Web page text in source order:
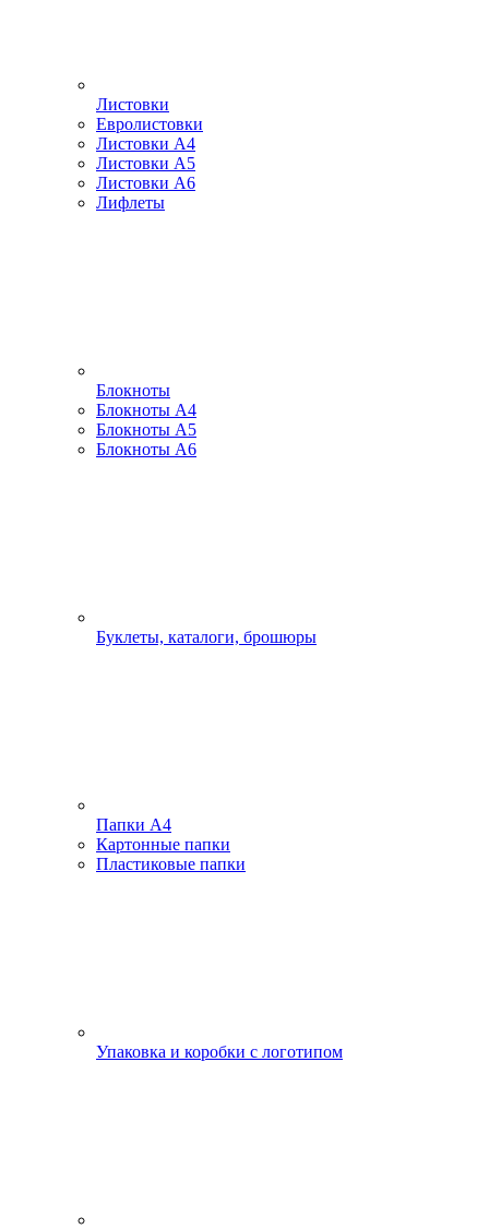
Листовки
Евролистовки
Листовки А4
Листовки А5
Листовки А6
Лифлеты
Блокноты
Блокноты А4
Блокноты А5
Блокноты А6
Буклеты, каталоги, брошюры
Папки А4
Картонные папки
Пластиковые папки
Упаковка и коробки с логотипом